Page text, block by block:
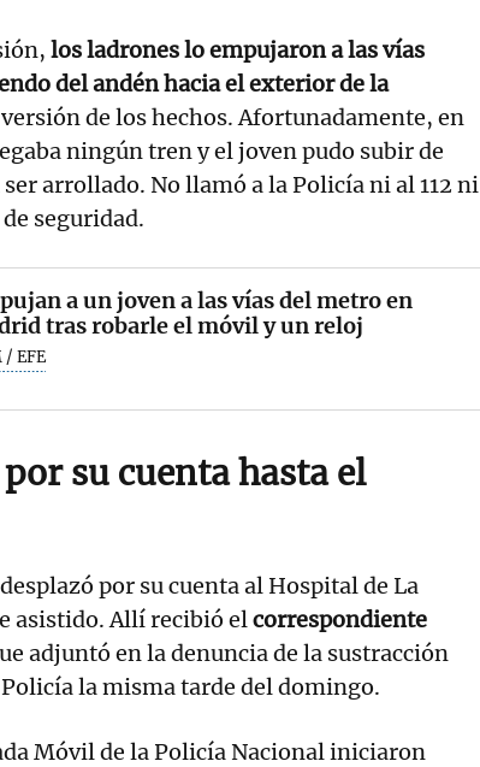
los ladrones lo empujaron a las vías
del andén hacia el exterior de la
de los hechos. Afortunadamente, en
ningún tren y el joven pudo subir de
arrollado. No llamó a la Policía ni al 112 ni
seguridad.
a un joven a las vías del metro en
tras robarle el móvil y un reloj
/ EFE
su cuenta hasta el
por su cuenta al Hospital de La
asistido. Allí recibió elcorrespondiente
adjuntó en la denuncia de la sustracción
la misma tarde del domingo.
Móvil de la Policía Nacional iniciaron